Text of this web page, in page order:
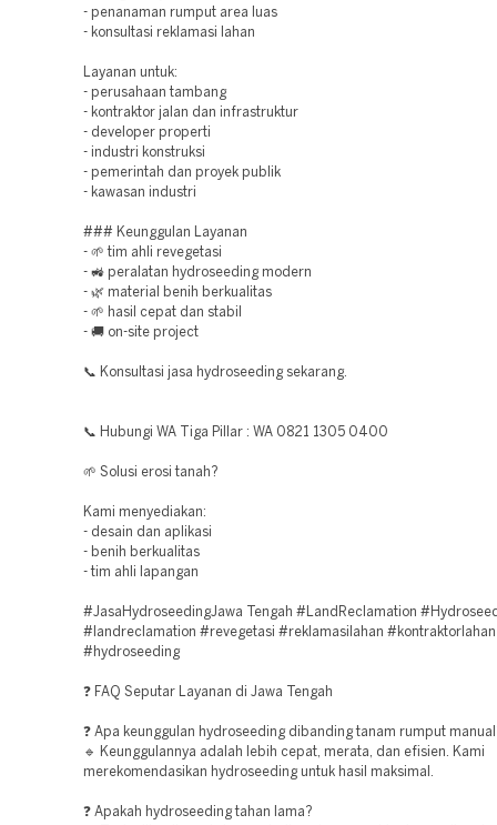
- penanaman rumput area luas
- konsultasi reklamasi lahan
Layanan untuk:
- perusahaan tambang
- kontraktor jalan dan infrastruktur
- developer properti
- industri konstruksi
- pemerintah dan proyek publik
- kawasan industri
### Keunggulan Layanan
- 🌱 tim ahli revegetasi
- 🚜 peralatan hydroseeding modern
- 🌿 material benih berkualitas
- 🌱 hasil cepat dan stabil
- 🚚 on-site project
📞 Konsultasi jasa hydroseeding sekarang.
📞 Hubungi WA Tiga Pillar : WA 0821 1305 0400
🌱 Solusi erosi tanah?
Kami menyediakan:
- desain dan aplikasi
- benih berkualitas
- tim ahli lapangan
#JasaHydroseedingJawa Tengah #LandReclamation
#landreclamation #revegetasi #reklamasilahan #kontraktorlahan
#hydroseeding
❓ FAQ Seputar Layanan di Jawa Tengah
❓ Apa keunggulan hydroseeding dibanding tanam rumput
🔹 Keunggulannya adalah lebih cepat, merata, dan efisien. Kami
merekomendasikan hydroseeding untuk hasil maksimal.
❓ Apakah hydroseeding tahan lama?